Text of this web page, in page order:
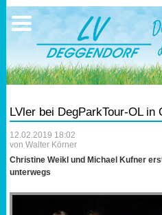
LVler bei DegParkTour-OL in
12.02.2019 18:02
von Walter Körner
Christine Weikl und Michael Kufner
unterwegs
Sportangebote
Trainingszeiten
Laufen
Lauf 10
Triathlon
Ausschreibungen
17.05.2026 Triathlon
Ergebnisse
Ergebnisse
Mitgliedschaft
Vereinskleidung
Vorstandschaft
Übungs- Gruppenleiter